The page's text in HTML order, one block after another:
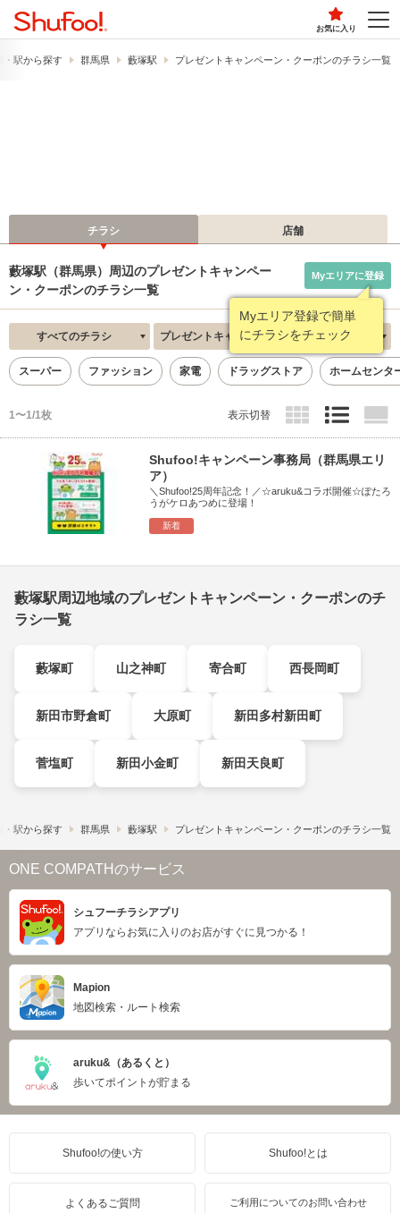
お気に入り
・駅から探す 群馬県 藪塚駅 プレゼントキャンペーン・クーポンのチラシ一覧
チラシ 店舗
藪塚駅（群馬県）周辺のプレゼントキャンペー
ン・クーポンのチラシ一覧
Myエリア登録で簡単
にチラシをチェック
Myエリアに登録
すべてのチラシ プレゼントキャンペーン・クーポン 新着順
スーパー ファッション 家電 ドラッグストア ホームセンタ
1〜1/1枚 表示切替
新着
Shufoo!キャンペーン事務局（群馬県エリ
ア）
＼Shufoo!25周年記念！／☆aruku&コラボ開催☆ぽたろ
うがケロあつめに登場！
藪塚駅周辺地域のプレゼントキャンペーン・クーポンのチ
ラシ一覧
藪塚町 山之神町 寄合町 西長岡町
新田市野倉町 大原町 新田多村新田町
菅塩町 新田小金町 新田天良町
・駅から探す 群馬県 藪塚駅 プレゼントキャンペーン・クーポンのチラシ一覧
ONE COMPATHのサービス
シュフーチラシアプリ
アプリならお気に入りのお店がすぐに見つかる！
Mapion
地図検索・ルート検索
aruku&（あるくと）
歩いてポイントが貯まる
Shufoo!の使い方 Shufoo!とは
よくあるご質問 ご利用についてのお問い合わせ